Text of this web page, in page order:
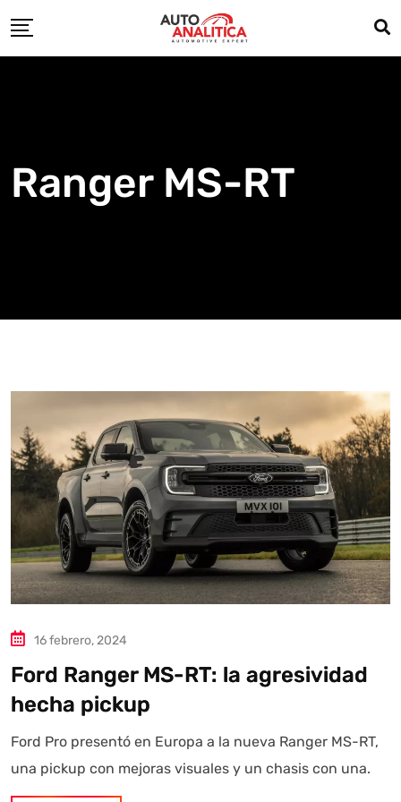
to
Ranger MS-RT
16 febrero, 2024
Ford Ranger MS-RT: la agresividad
hecha pickup
Ford Pro presentó en Europa a la nueva Ranger MS-RT,
una pickup con mejoras visuales y un chasis con una.
Autoanalítica IA Agente Inteligente
Estoy aquí para encontrar lo que necesitas. ¿Qué estás
buscando? "Este asistente con IA (OpenAI) ofrece
información referencial que puede contener errores.
Asistente con IA en desarrollo. Autoanalítica optimiza
diariamente su exactitud."